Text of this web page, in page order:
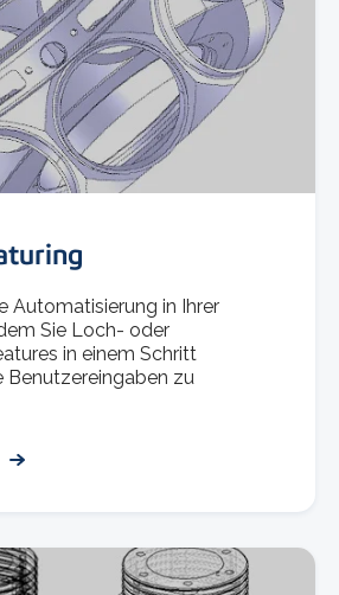
Automatisierung in Ihrer
Sie Loch- oder
in einem Schritt
Benutzereingaben zu